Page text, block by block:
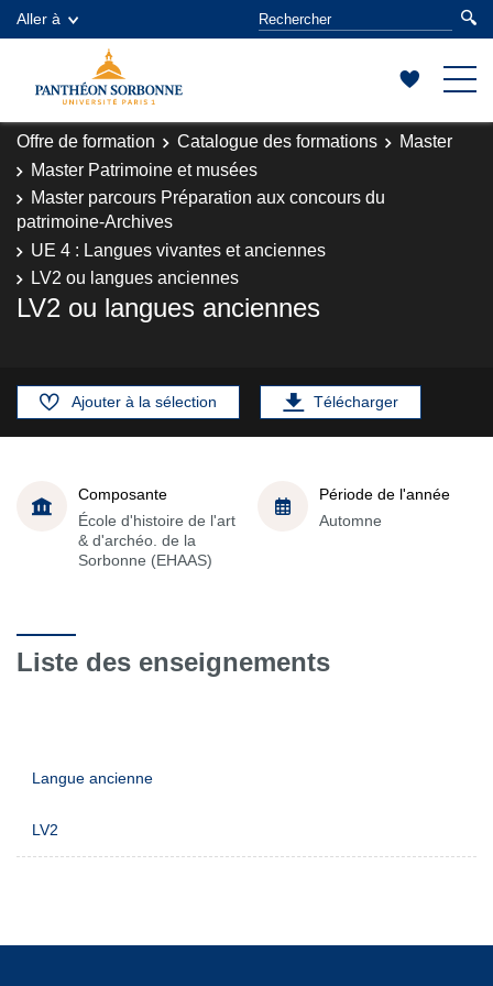
Aller à
Offre de formation Catalogue des formations
Master
Master Patrimoine et musées
Master parcours Préparation aux concours du
patrimoine-Archives
UE 4 : Langues vivantes et anciennes
LV2 ou langues anciennes
LV2 ou langues anciennes
Ajouter à la sélection Télécharger
Composante
École d'histoire de l'art
& d'archéo. de la
Sorbonne (EHAAS)
Période de l'année
Automne
Liste des enseignements
Langue ancienne
LV2